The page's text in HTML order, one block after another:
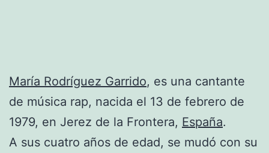
María Rodríguez Garrido, es una cantante
de música rap, nacida el 13 de febrero de
1979, en Jerez de la Frontera, España.
A sus cuatro años de edad, se mudó con su